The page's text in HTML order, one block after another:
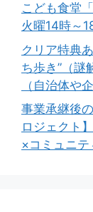
こども食堂
火曜14時～
クリア特典
ち歩き”（謎
（自治体や
事業承継後
ロジェクト
×コミュニテ